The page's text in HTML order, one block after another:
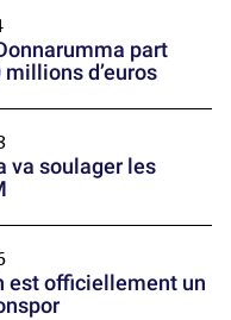
part
d’euros
va soulager les
est officiellement un